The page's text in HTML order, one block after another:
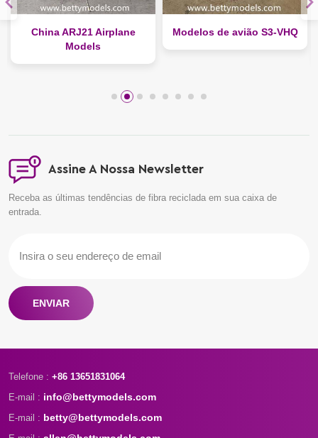
China ARJ21 Airplane
Models
Modelos de avião S3-VHQ
Assine A Nossa Newsletter
Receba as últimas tendências de fibra reciclada em sua caixa de
entrada.
ENVIAR
Telefone : +86 13651831064
E-mail : info@bettymodels.com
E-mail : betty@bettymodels.com